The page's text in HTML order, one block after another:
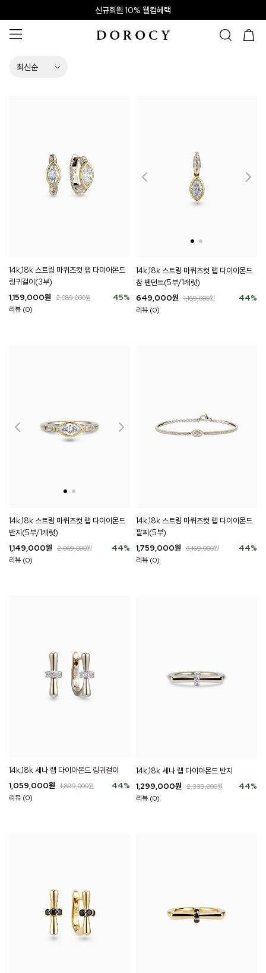
신규회원 10% 웰컴혜택
14k,18k 스트링 마퀴즈컷 랩 다이아몬드
링귀걸이(3부)
45%
1,159,000원 2,089,000원
리뷰 (0)
14k,18k 스트링 마퀴즈컷 랩 다이아몬드
참 펜던트(5부/1캐럿)
44%
649,000원 1,169,000원
리뷰 (0)
14k,18k 스트링 마퀴즈컷 랩 다이아몬드
반지(5부/1캐럿)
44%
1,149,000원 2,069,000원
리뷰 (0)
14k,18k 스트링 마퀴즈컷 랩 다이아몬드
팔찌(5부)
44%
1,759,000원 3,169,000원
리뷰 (0)
14k,18k 세나 랩 다이아몬드 링귀걸이
44%
1,059,000원 1,899,000원
리뷰 (0)
14k,18k 세나 랩 다이아몬드 반지
44%
1,299,000원 2,339,000원
리뷰 (0)